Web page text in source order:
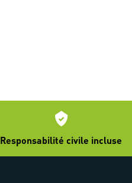
Responsabilité civile incluse